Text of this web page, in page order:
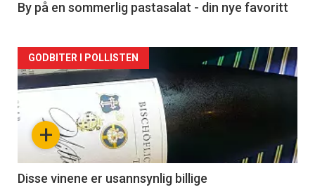
5
By på en sommerlig pastasalat - din nye favoritt
Forsiden
akkurat
nå
6
+
GODBITER I POLLISTEN
Disse vinene er usannsynlig billige